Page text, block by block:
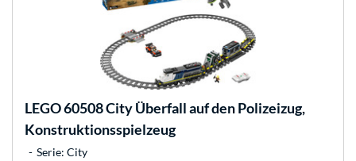
LEGO60508 City Überfall auf den Polizeizug,
Konstruktionsspielzeug
Serie: City